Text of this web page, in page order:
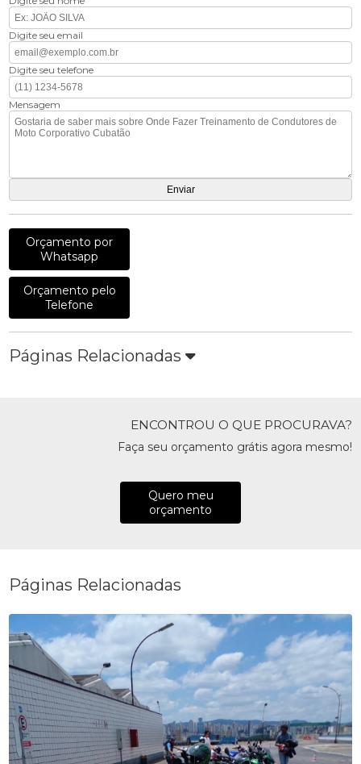
Digite seu email
Digite seu telefone
Mensagem
Orçamento por
Whatsapp
Orçamento pelo
Telefone
Páginas Relacionadas
ENCONTROU O QUE PROCURAVA?
Faça seu orçamento grátis agora mesmo!
Quero meu
orçamento
Páginas Relacionadas